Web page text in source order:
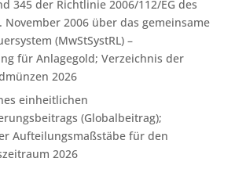
345 der Richtlinie 2006/112/EG des
November 2006 über das gemeinsame
(MwStSystRL) –
für Anlagegold; Verzeichnis der
2026
einheitlichen
(Globalbeitrag);
Aufteilungsmaßstäbe für den
2026